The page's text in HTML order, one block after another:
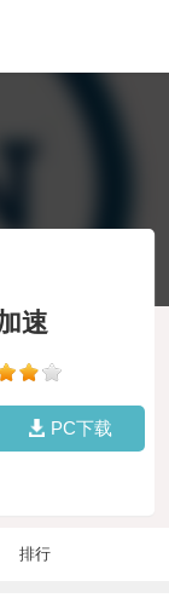
速
PC下载
排行